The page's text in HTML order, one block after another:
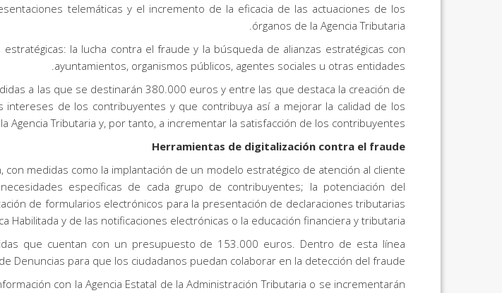
telemáticas y el incremento de la eficacia de las actuaciones de los
órganos de la Agencia Tributaria.
la lucha contra el fraude y la búsqueda de alianzas estratégicas con
ayuntamientos, organismos públicos, agentes sociales u otras entidades.
a las que se destinarán 380.000 euros y entre las que destaca la creación de
de los contribuyentes y que contribuya así a mejorar la calidad de los
Agencia Tributaria y, por tanto, a incrementar la satisfacción de los contribuyentes.
Herramientas de digitalización contra el fraude
medidas como la implantación de un modelo estratégico de atención al cliente
específicas de cada grupo de contribuyentes; la potenciación del
de formularios electrónicos para la presentación de declaraciones tributarias
y de las notificaciones electrónicas o la educación financiera y tributaria.
que cuentan con un presupuesto de 153.000 euros. Dentro de esta línea
Denuncias para que los ciudadanos puedan colaborar en la detección del fraude.
con la Agencia Estatal de la Administración Tributaria o se incrementarán